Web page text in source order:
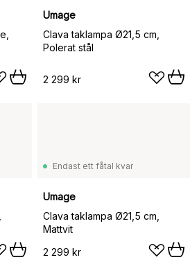
Umage
Clava taklampa Ø21,5 cm,
Polerat stål
2 299 kr
Endast ett fåtal kvar
Umage
Clava taklampa Ø21,5 cm,
Mattvit
2 299 kr